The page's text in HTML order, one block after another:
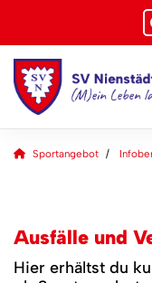
Sportangebot
Ausfälle und
Hier erhältst du